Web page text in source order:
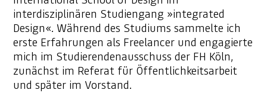
interdisziplinären Studiengang »integrated
Design«. Während des Studiums sammelte ich
erste Erfahrungen als Freelancer und engagierte
mich im Studierendenausschuss der FH Köln,
zunächst im Referat für Öffentlichkeitsarbeit
und später im Vorstand.